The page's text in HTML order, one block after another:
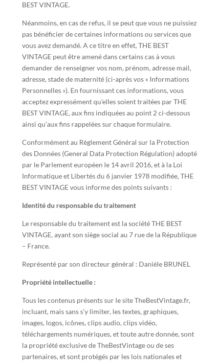
BEST VINTAGE.
Néanmoins, en cas de refus, il se peut que vous ne puissiez
pas bénéficier de certaines informations ou services que
vous avez demandé. A ce titre en effet, THE BEST
VINTAGE peut être amené dans certains cas à vous
demander de renseigner vos nom, prénom, adresse mail,
adresse, stade de maternité (ci-après vos « Informations
Personnelles »). En fournissant ces informations, vous
acceptez expressément qu’elles soient traitées par THE
BEST VINTAGE, aux fins indiquées au point 2 ci-dessous
ainsi qu’aux fins rappelées sur chaque formulaire.
Conformément au Règlement Général sur la Protection
des Données (General Data Protection Régulation) adopté
par le Parlement européen le 14 avril 2016, et à la Loi
Informatique et Libertés du 6 janvier 1978 modifiée, THE
BEST VINTAGE vous informe des points suivants :
Identité du responsable du traitement
Le responsable du traitement est la société THE BEST
VINTAGE, ayant son siège social au 7 rue de la République
– France.
Représenté par son directeur général : Danièle BRUNEL
Propriété intellectuelle :
Tous les contenus présents sur le site TheBestVintage.fr,
incluant, mais sans s’y limiter, les textes, graphiques,
images, logos, icônes, clips audio, clips vidéo,
téléchargements numériques, et toute autre donnée, sont
la propriété exclusive de TheBestVintage ou de ses
partenaires, et sont protégés par les lois nationales et